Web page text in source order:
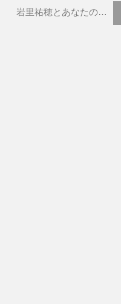
岩里祐穂とあなたの…